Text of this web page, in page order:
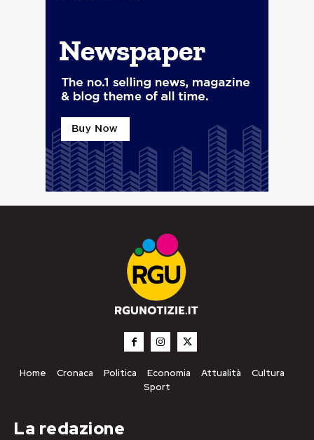
Home Cronaca Politica Economia Attualità
Cultura
Sport
La redazione